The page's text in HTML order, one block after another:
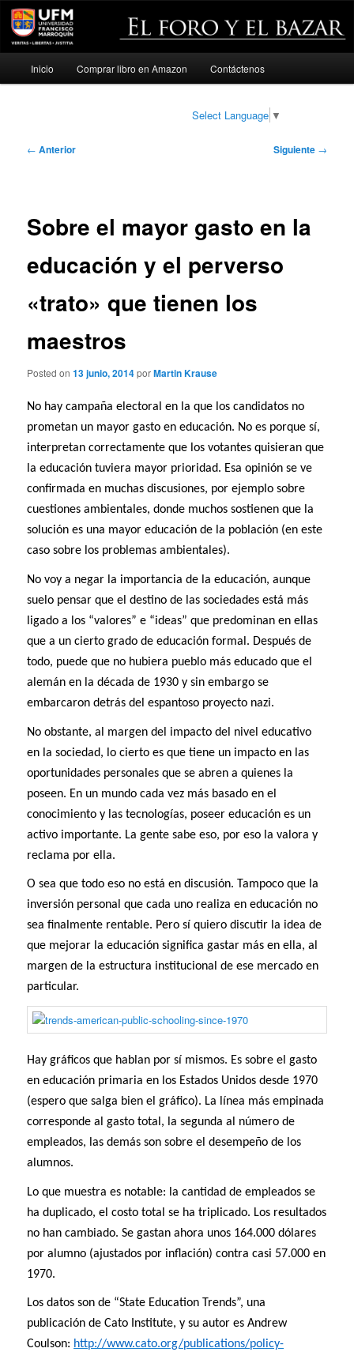
Ir
Inicio Comprar libro en Amazon Contáctenos
Select Language ▼
Navegación
← Anterior Siguiente →
Sobre el mayor gasto en la
educación y el perverso
«trato» que tienen los
maestros
Posted on13 junio, 2014porMartin Krause
No hay campaña electoral en la que los candidatos no
prometan un mayor gasto en educación. No es porque sí,
interpretan correctamente que los votantes quisieran que
la educación tuviera mayor prioridad. Esa opinión se ve
confirmada en muchas discusiones, por ejemplo sobre
cuestiones ambientales, donde muchos sostienen que la
solución es una mayor educación de la población (en este
caso sobre los problemas ambientales).
No voy a negar la importancia de la educación, aunque
suelo pensar que el destino de las sociedades está más
ligado a los “valores” e “ideas” que predominan en ellas
que a un cierto grado de educación formal. Después de
todo, puede que no hubiera pueblo más educado que el
alemán en la década de 1930 y sin embargo se
embarcaron detrás del espantoso proyecto nazi.
No obstante, al margen del impacto del nivel educativo
en la sociedad, lo cierto es que tiene un impacto en las
oportunidades personales que se abren a quienes la
poseen. En un mundo cada vez más basado en el
conocimiento y las tecnologías, poseer educación es un
activo importante. La gente sabe eso, por eso la valora y
reclama por ella.
O sea que todo eso no está en discusión. Tampoco que la
inversión personal que cada uno realiza en educación no
sea finalmente rentable. Pero sí quiero discutir la idea de
que mejorar la educación significa gastar más en ella, al
margen de la estructura institucional de ese mercado en
particular.
Hay gráficos que hablan por sí mismos. Es sobre el gasto
en educación primaria en los Estados Unidos desde 1970
(espero que salga bien el gráfico). La línea más empinada
corresponde al gasto total, la segunda al número de
empleados, las demás son sobre el desempeño de los
alumnos.
Lo que muestra es notable: la cantidad de empleados se
ha duplicado, el costo total se ha triplicado. Los resultados
no han cambiado. Se gastan ahora unos 164.000 dólares
por alumno (ajustados por inflación) contra casi 57.000 en
1970.
Los datos son de “State Education Trends”, una
publicación de Cato Institute, y su autor es Andrew
Coulson: http://www.cato.org/publications/policy-